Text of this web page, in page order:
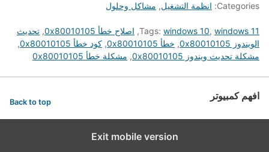
Categories: انظمة التشغيل, مشاكل وحلول
Tags: windows 10, windows 11
, اصلاح خطأ 0x80010105 , تحديث
الويندوز 0x80010105
, خطأ 0x80010105 , كود خطأ 0x80010105
,
مشكلة تحديث ويندوز 0x80010105
, مشكلة خطأ 0x80010105
افهم كمبيوتر Back to top
Exit mobile version